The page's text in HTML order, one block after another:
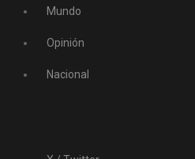
Mundo
Opinión
Nacional